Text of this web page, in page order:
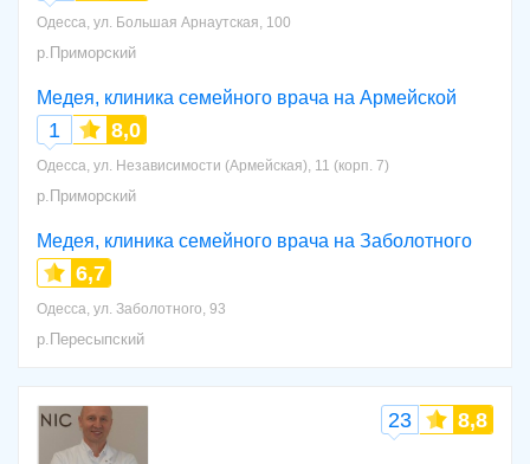
Одесса, ул. Большая Арнаутская, 100
р.Приморский
Медея, клиника семейного врача на Армейской
1 8,0
Одесса, ул. Независимости (Армейская), 11 (корп. 7)
р.Приморский
Медея, клиника семейного врача на Заболотного
6,7
Одесса, ул. Заболотного, 93
р.Пересыпский
23 8,8